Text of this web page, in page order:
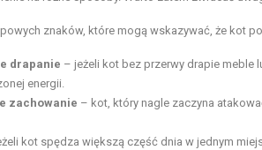
znaków, które mogą wskazywać, że kot
drapanie – jeżeli kot bez przerwy drapie meble
energii.
zachowanie – kot, który nagle zaczyna
kot spędza większą część dnia w jednym